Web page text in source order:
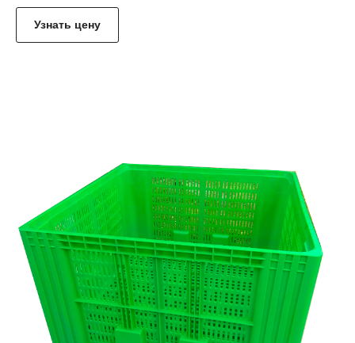
Узнать цену